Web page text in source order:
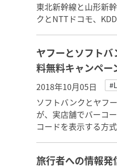
東北新幹線と山形新
クとNTTドコモ、
ヤフーとソフト
料無料キャンペー
2018年10月05日
ソフトバンクとヤフ
が、実店舗でバーコ
コードを表示する方
旅行者への情報発